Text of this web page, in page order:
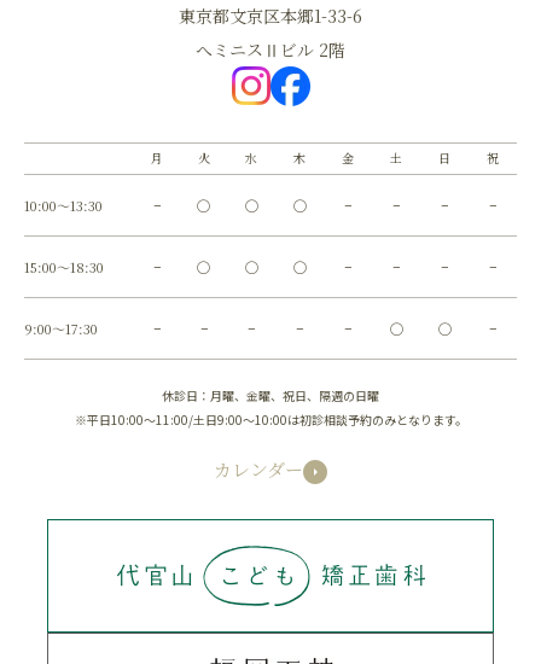
東京都文京区本郷1-33-6
へミニスⅡビル 2階
月 火 水 木 金 土 日 祝
10:00～13:30 − ◯ ◯ ◯ − − − −
15:00～18:30 − ◯ ◯ ◯ − − − −
9:00～17:30 − − − − − ◯ ◯ −
休診日：月曜、金曜、祝日、隔週の日曜
※平日10:00～11:00/土日9:00～10:00は初診相談予約のみとなります。
カレンダー